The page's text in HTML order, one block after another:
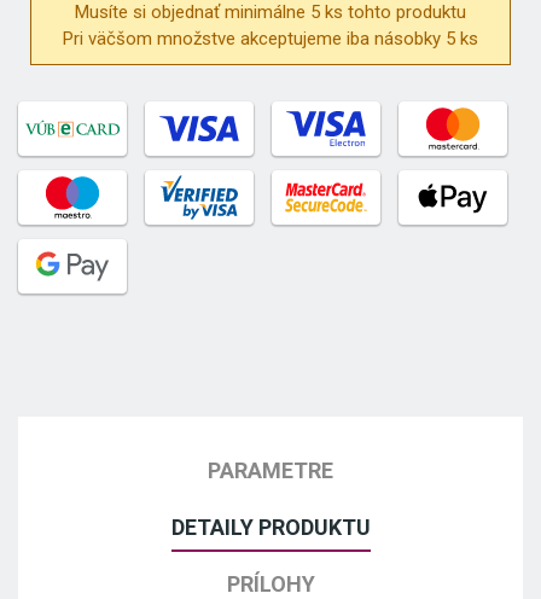
Musíte si objednať minimálne 5 ks tohto produktu
Pri väčšom množstve akceptujeme iba násobky 5 ks
PARAMETRE
DETAILY PRODUKTU
PRÍLOHY